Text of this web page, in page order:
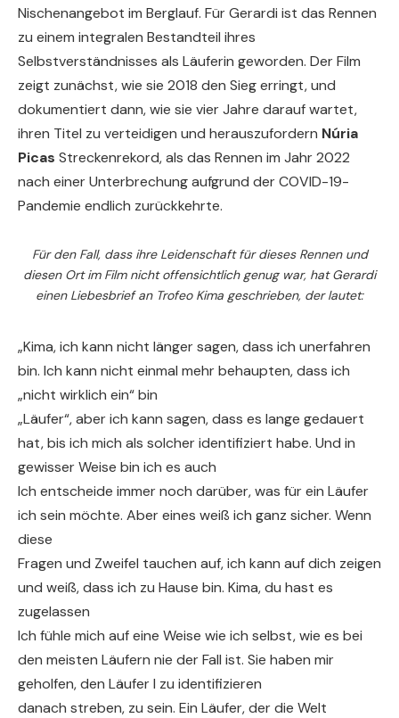
Nischenangebot im Berglauf. Für Gerardi ist das Rennen
zu einem integralen Bestandteil ihres
Selbstverständnisses als Läuferin geworden. Der Film
zeigt zunächst, wie sie 2018 den Sieg erringt, und
dokumentiert dann, wie sie vier Jahre darauf wartet,
ihren Titel zu verteidigen und herauszufordern Núria
Picas Streckenrekord, als das Rennen im Jahr 2022
nach einer Unterbrechung aufgrund der COVID-19-
Pandemie endlich zurückkehrte.
Für den Fall, dass ihre Leidenschaft für dieses Rennen und
diesen Ort im Film nicht offensichtlich genug war, hat Gerardi
einen Liebesbrief an Trofeo Kima geschrieben, der lautet:
„Kima, ich kann nicht länger sagen, dass ich unerfahren
bin. Ich kann nicht einmal mehr behaupten, dass ich
„nicht wirklich ein“ bin
„Läufer“, aber ich kann sagen, dass es lange gedauert
hat, bis ich mich als solcher identifiziert habe. Und in
gewisser Weise bin ich es auch
Ich entscheide immer noch darüber, was für ein Läufer
ich sein möchte. Aber eines weiß ich ganz sicher. Wenn
diese
Fragen und Zweifel tauchen auf, ich kann auf dich zeigen
und weiß, dass ich zu Hause bin. Kima, du hast es
zugelassen
Ich fühle mich auf eine Weise wie ich selbst, wie es bei
den meisten Läufern nie der Fall ist. Sie haben mir
geholfen, den Läufer I zu identifizieren
danach streben, zu sein. Ein Läufer, der die Welt